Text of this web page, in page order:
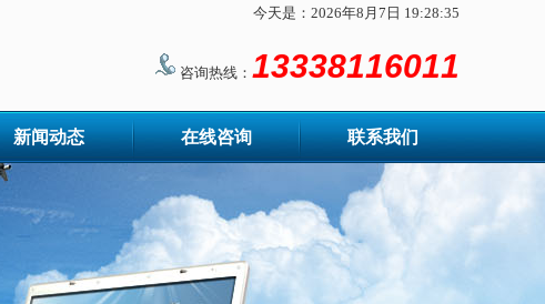
今天是：2026年8月7日 19:28:35
咨询热线： 13338116011
新闻动态 在线咨询 联系我们